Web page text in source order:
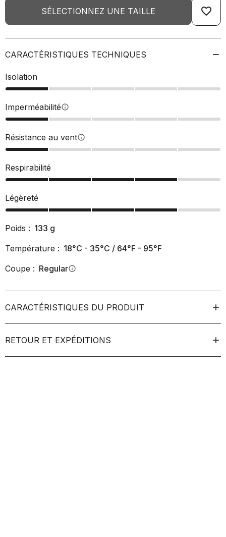
SÉLECTIONNEZ UNE TAILLE favorite_border
CARACTÉRISTIQUES TECHNIQUES
Isolation
Imperméabilitéinfo
Résistance au ventinfo
Respirabilité
Légèreté
Poids : 133 g
Température : 18°C - 35°C / 64°F - 95°F
Coupe : Regularinfo
CARACTÉRISTIQUES DU PRODUIT
RETOUR ET EXPÉDITIONS